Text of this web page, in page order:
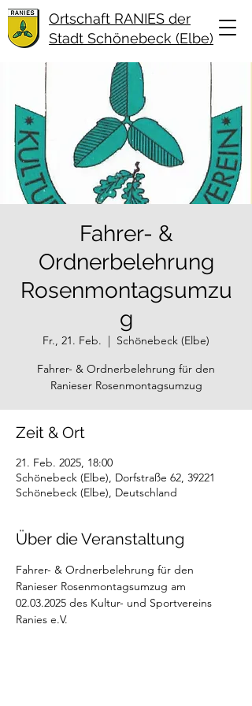
Ortschaft RANIES der
Stadt Schönebeck (Elbe)
Fahrer- &
Ordnerbelehrung
Rosenmontagsumzu
g
Fr., 21. Feb.
  |
Schönebeck (Elbe)
Fahrer- & Ordnerbelehrung für den
Ranieser Rosenmontagsumzug
Zeit & Ort
21. Feb. 2025, 18:00
Schönebeck (Elbe), Dorfstraße 62, 39221
Schönebeck (Elbe), Deutschland
Über die Veranstaltung
Fahrer- & Ordnerbelehrung für den
Ranieser Rosenmontagsumzug am
02.03.2025 des Kultur- und Sportvereins
Ranies e.V.